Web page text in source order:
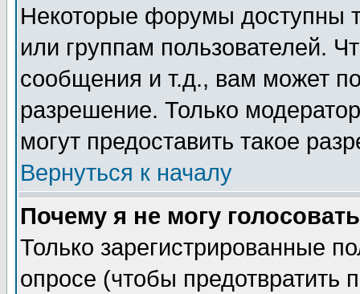
Некоторые форумы доступны
или группам пользователей.
сообщения и т.д., вам может
разрешение. Только
могут предоставить такое
Вернуться к началу
Почему я не могу
Только зарегистрированные
опросе (чтобы предотвратить